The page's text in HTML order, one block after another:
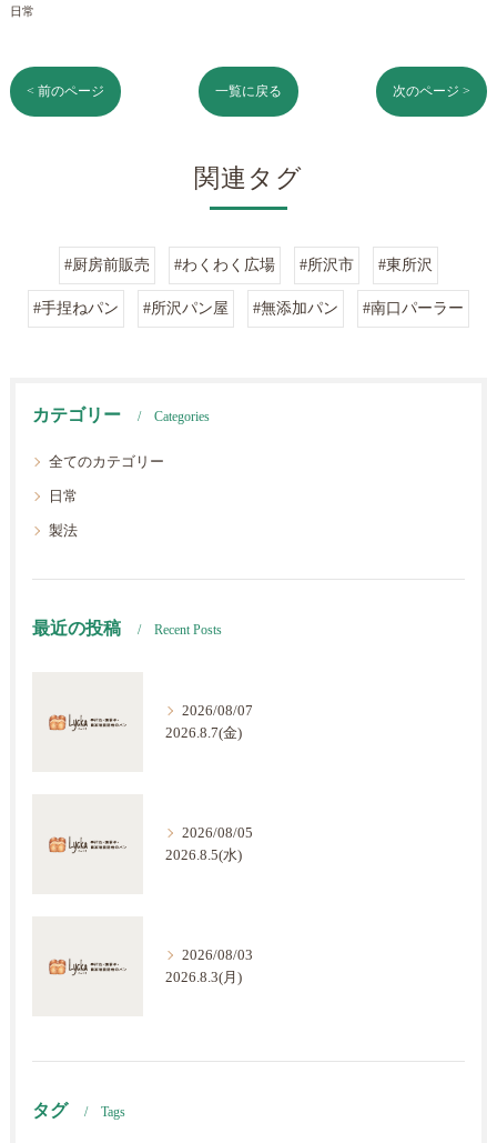
日常
< 前のページ 一覧に戻る 次のページ >
関連タグ
#厨房前販売 #わくわく広場 #所沢市 #東所沢
#手捏ねパン #所沢パン屋 #無添加パン #南口パーラー
カテゴリー Categories
全てのカテゴリー
日常
製法
最近の投稿 Recent Posts
2026/08/07
2026.8.7(金)
2026/08/05
2026.8.5(水)
2026/08/03
2026.8.3(月)
タグ Tags